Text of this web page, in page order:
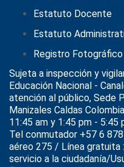
Estatuto Docente
Estatuto
Registro
Sujeta a inspección y
Educación Nacional -
atención al público, Sede
Manizales Caldas
11:45 am y 1:45 pm - 5:45
Tel conmutador +57 6
aéreo 275 / Línea
servicio a la ciudadanía/